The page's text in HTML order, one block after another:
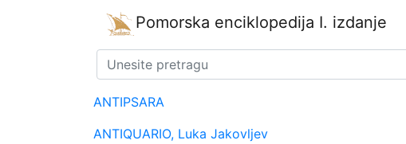
Pomorska enciklopedija I. izdanje
ANTIPSARA
ANTIQUARIO, Luka Jakovljev